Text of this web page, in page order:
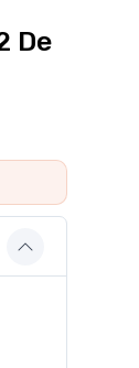
De